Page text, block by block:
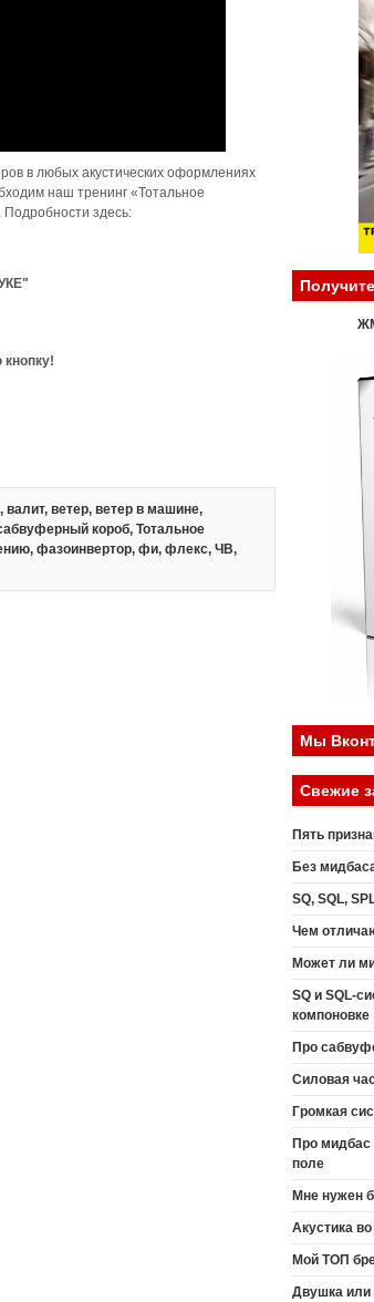
в любых акустических оформлениях
наш тренинг «Тотальное
Подробности здесь:
, валит, ветер, ветер в машине,
короб, Тотальное
, фазоинвертор, фи, флекс, ЧВ,
Мы
Свежие
Пять
Без
SQ, SQL,
Чем
Может ли
SQ и SQL-
компоновке
Про
Силовая
Громкая
Про мидбас
поле
Мне нужен
Акустика
Мой ТОП
Двушка или